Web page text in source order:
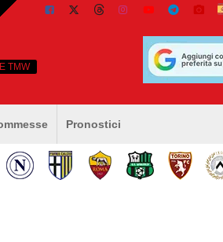
TMW
Pronostici